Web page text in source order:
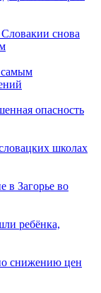
снова
самым
опасность
школах
в Загорье во
ребёнка,
снижению цен